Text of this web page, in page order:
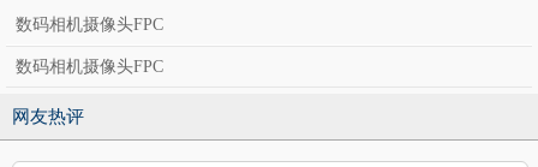
☆ 50亿巨资引进日本三菱激光钻机，全自动曝光机，全自动FPC
黑孔线等生产设备；
☆行业中少数配备全套表面处理设备的企业,可完全应对沉金，
沉银，电金，OSP等相关需求，有效控制工序外包风险。
数码相机摄像头FPC
数码相机摄像头FPC
网友热评